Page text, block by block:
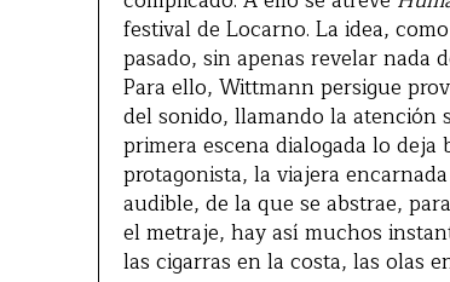
festival de Locarno. La idea,
pasado, sin apenas revelar nada
Para ello, Wittmann persigue
del sonido, llamando la atención
primera escena dialogada lo
protagonista, la viajera
audible, de la que se abstrae,
el metraje, hay así muchos
las cigarras en la costa, las olas